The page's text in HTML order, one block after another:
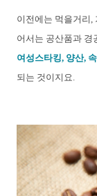
이전에는 먹을거리,
어서는 공산품과 경
여성스타킹, 양산,
되는 것이지요.